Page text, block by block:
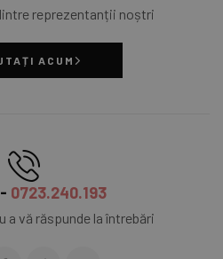
reprezentanții noștri
ACUM
0723.240.193
a vă răspunde la întrebări